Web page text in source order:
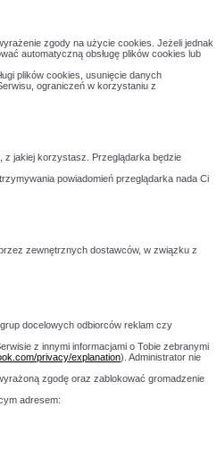
zgody na użycie cookies. Jeżeli jednak
automatyczną obsługę plików cookies lub
plików cookies, usunięcie danych
ograniczeń w korzystaniu z
z jakiej korzystasz. Przeglądarka będzie
powiadomień przeglądarka nada Ci
zewnętrznych dostawców, w związku z
docelowych odbiorców reklam czy
z innymi informacjami o Tobie zebranymi
privacy/explanation). Administrator nie
zgodę oraz zablokować gromadzenie
adresem: